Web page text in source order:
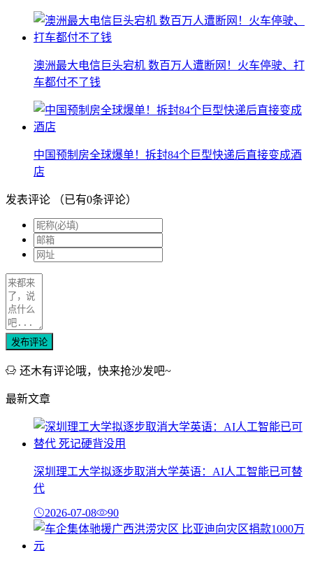
澳洲最大电信巨头宕机 数百万人遭断网！火车停驶、打
车都付不了钱
中国预制房全球爆单！拆封84个巨型快递后直接变成酒
店
发表评论 （已有0条评论）
发布评论
还木有评论哦，快来抢沙发吧~
最新文章
深圳理工大学拟逐步取消大学英语：AI人工智能已可替
代
2026-07-08 90